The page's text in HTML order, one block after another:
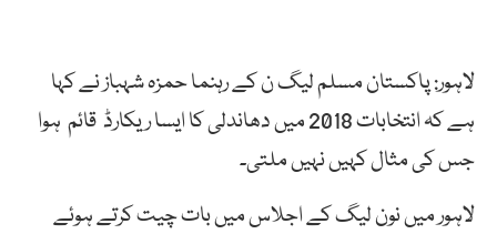
لاہور: پاکستان مسلم لیگ ن کے رہنما حمزہ شہباز نے کہا
ہے کہ انتخابات 2018 میں دھاندلی کا ایسا ریکارڈ قائم ہوا
جس کی مثال کہیں نہیں ملتی۔
لاہور میں نون لیگ کے اجلاس میں بات چیت کرتے ہوئے